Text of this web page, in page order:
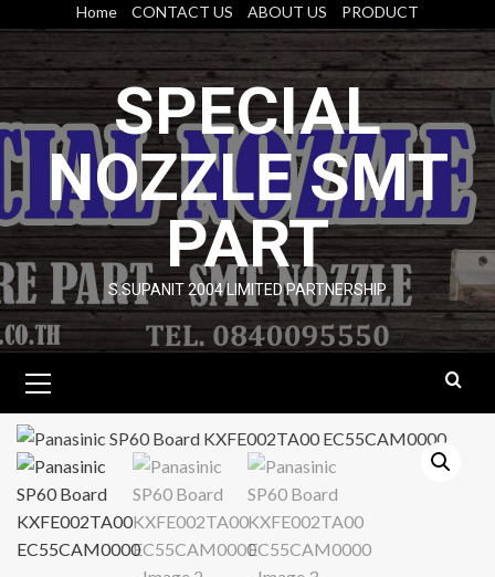
content
Home CONTACT US ABOUT US PRODUCT
SPECIAL
NOZZLE SMT
PART
S.SUPANIT 2004 LIMITED PARTNERSHIP
Menu